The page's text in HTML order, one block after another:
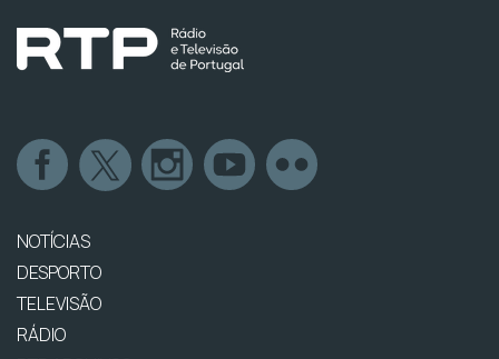
NOTÍCIAS
DESPORTO
TELEVISÃO
RÁDIO